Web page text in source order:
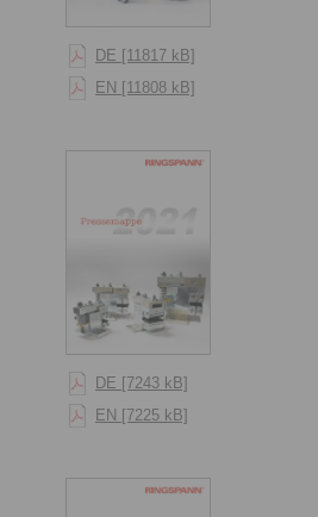
DE [11817 kB]
EN [11808 kB]
DE [7243 kB]
EN [7225 kB]